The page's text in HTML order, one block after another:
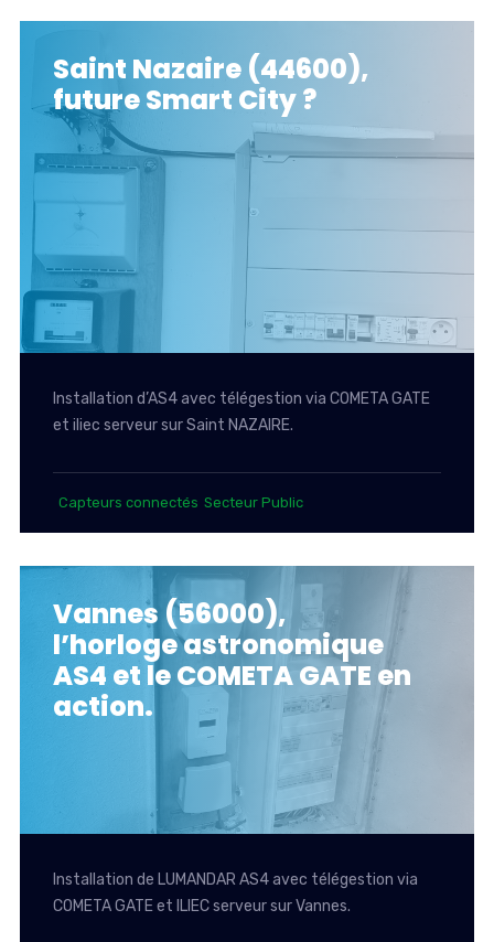
Saint Nazaire (44600),
future Smart City ?
Installation d’AS4 avec télégestion via COMETA GATE
et iliec serveur sur Saint NAZAIRE.
Capteurs connectés Secteur Public
Vannes (56000),
l’horloge astronomique
AS4 et le COMETA GATE en
action.
Installation de LUMANDAR AS4 avec télégestion via
COMETA GATE et ILIEC serveur sur Vannes.